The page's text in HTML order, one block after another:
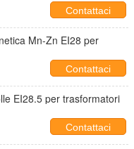
Contattaci
Mn-Zn EI28 per
Contattaci
EI28.5 per trasformatori
Contattaci